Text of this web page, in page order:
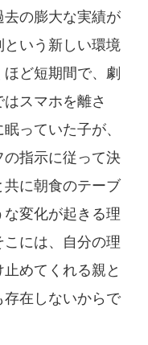
の膨大な実績が
いう新しい環境
ど短期間で、劇
スマホを離さ
っていた子が、
の指示に従って決
共に朝食のテーブ
変化が起きる理
には、自分の理
めてくれる親と
在しないからで